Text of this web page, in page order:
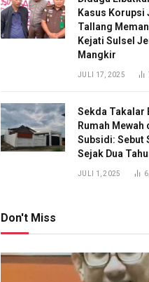
Kasus Korupsi
Tallang
Kejati Sulsel
Mangkir
JULI 17, 2025
Sekda Takalar
Rumah Mewah
Subsidi: Sebut
Sejak Dua
JULI 1, 2025
Don't Miss